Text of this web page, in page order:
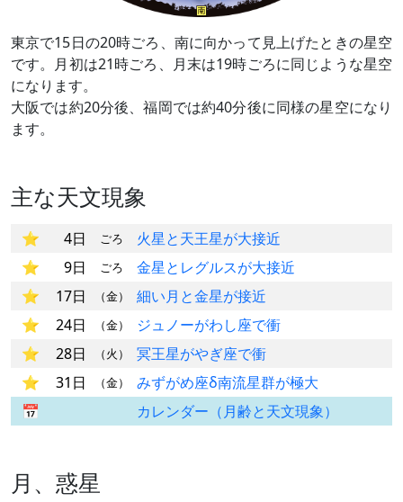
東京で15日の20時ごろ、南に向かって見上げたときの星空
です。月初は21時ごろ、月末は19時ごろに同じような星空
になります。
大阪では約20分後、福岡では約40分後に同様の星空になり
ます。
主な天文現象
4日 ごろ
火星と天王星が大接近
9日
ごろ
金星とレグルスが大接近
17日
（金）
細い月と金星が接近
24日
（金）
ジュノーがわし座で衝
28日
（火）
冥王星がやぎ座で衝
31日
（金）
みずがめ座δ南流星群が極大
カレンダー（月齢と天文現象）
月、惑星